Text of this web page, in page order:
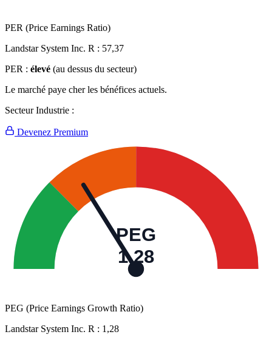
PER (Price Earnings Ratio)
Landstar System Inc. R : 57,37
PER : élevé (au dessus du secteur)
Le marché paye cher les bénéfices actuels.
Secteur Industrie :
Devenez Premium
PEG
1,28
PEG (Price Earnings Growth Ratio)
Landstar System Inc. R : 1,28